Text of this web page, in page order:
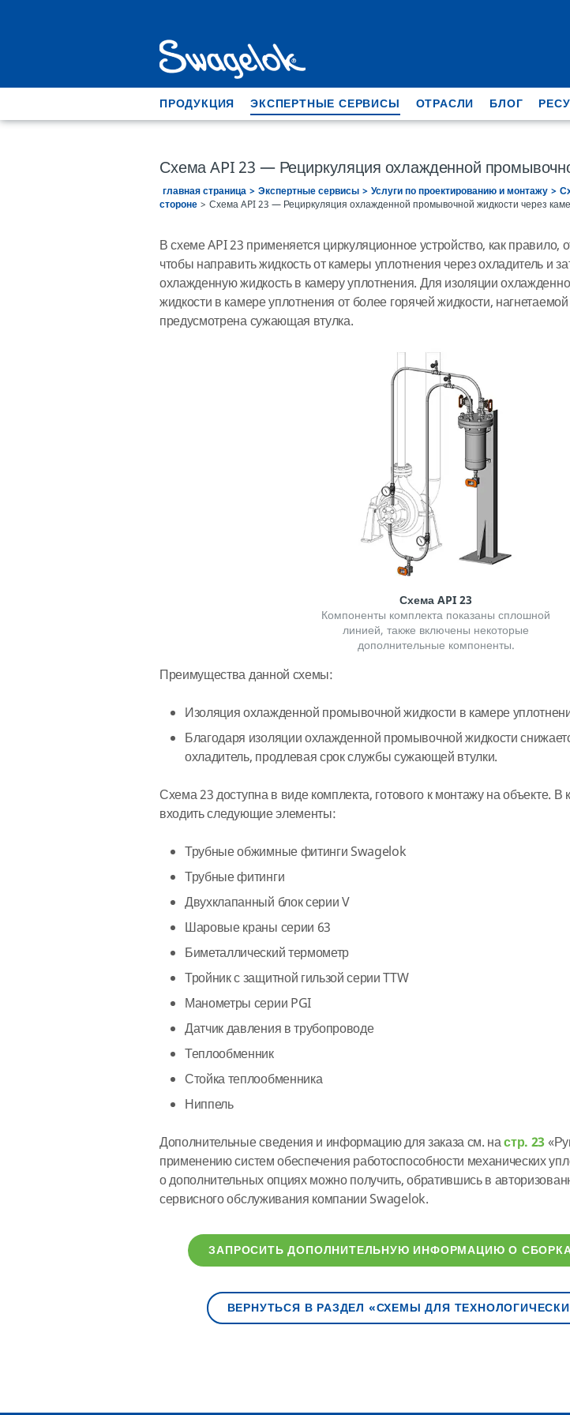
ПРОДУКЦИЯ ЭКСПЕРТНЫЕ СЕРВИСЫ ОТРАСЛИ БЛОГ
Схема API 23 — Рециркуляция охлажденной
главная страница Экспертные сервисы Услуги по проектированию и монтажу
стороне
Схема API 23 — Рециркуляция охлажденной промывочной жидкости через
В схеме API 23 применяется циркуляционное устройство, как правило,
чтобы направить жидкость от камеры уплотнения через охладитель и
охлажденную жидкость в камеру уплотнения. Для изоляции
жидкости в камере уплотнения от более горячей жидкости,
предусмотрена сужающая втулка.
Схема API 23
Компоненты комплекта показаны сплошной
линией, также включены некоторые
дополнительные компоненты.
Преимущества данной схемы:
Изоляция охлажденной промывочной жидкости в камере
Благодаря изоляции охлажденной промывочной жидкости
охладитель, продлевая срок службы сужающей втулки.
Схема 23 доступна в виде комплекта, готового к монтажу на объекте. В
входить следующие элементы:
Трубные обжимные фитинги Swagelok
Трубные фитинги
Двухклапанный блок серии V
Шаровые краны серии 63
Биметаллический термометр
Тройник с защитной гильзой серии TTW
Манометры серии PGI
Датчик давления в трубопроводе
Теплообменник
Стойка теплообменника
Ниппель
Дополнительные сведения и информацию для заказа см. настр. 23
применению систем обеспечения работоспособности механических
о дополнительных опциях можно получить, обратившись в
сервисного обслуживания компании Swagelok.
ЗАПРОСИТЬ ДОПОЛНИТЕЛЬНУЮ ИНФОРМАЦИЮ О СБОРКАХ
ВЕРНУТЬСЯ В РАЗДЕЛ «СХЕМЫ ДЛЯ